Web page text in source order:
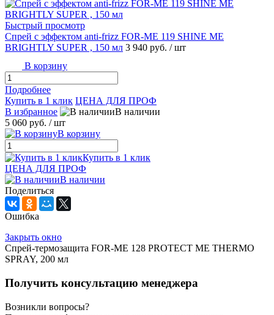
Быстрый просмотр
Спрей с эффектом anti-frizz FOR-ME 119 SHINE ME
BRIGHTLY SUPER , 150 мл 3 940 руб. / шт
В корзину
Подробнее
Купить в 1 клик ЦЕНА ДЛЯ ПРОФ
В избранное
В наличии
5 060 руб. / шт
В корзину
Купить в 1 клик
ЦЕНА ДЛЯ ПРОФ
В наличии
Поделиться
Ошибка
Закрыть окно
Спрей-термозащита FOR-ME 128 PROTECT ME THERMO
SPRAY, 200 мл
Получить консультацию менеджера
Возникли вопросы?